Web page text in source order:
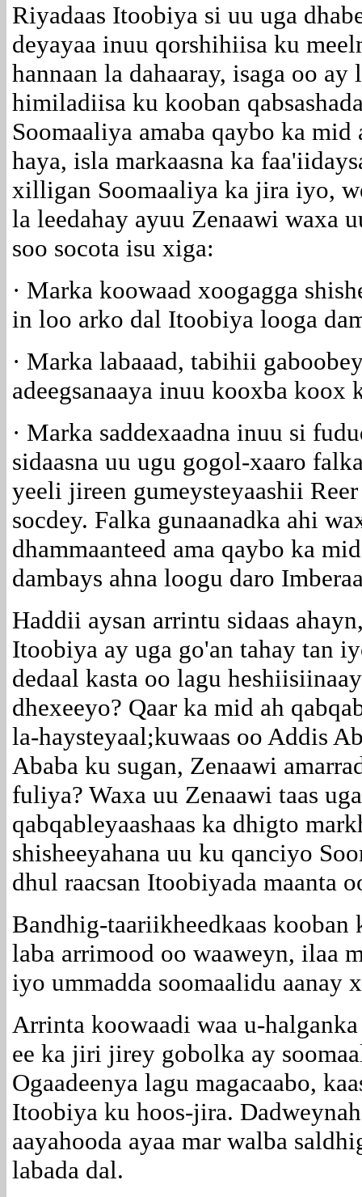
Riyadaas Itoobiya si uu uga
deyayaa inuu qorshihiisa ku
hannaan la dahaaray, isaga oo
himiladiisa ku kooban
Soomaaliya amaba qaybo ka
haya, isla markaasna ka
xilligan Soomaaliya ka jira iyo,
la leedahay ayuu Zenaawi waxa
soo socota isu xiga:
· Marka koowaad xoogagga
in loo arko dal Itoobiya looga
· Marka labaaad, tabihii
adeegsanaaya inuu kooxba
· Marka saddexaadna inuu si
sidaasna uu ugu gogol-xaaro
yeeli jireen gumeysteyaashii
socdey. Falka gunaanadka ahi
dhammaanteed ama qaybo ka
dambays ahna loogu daro
Haddii aysan arrintu sidaas
Itoobiya ay uga go'an tahay tan
dedaal kasta oo lagu
dhexeeyo? Qaar ka mid ah
la-haysteyaal;kuwaas oo Addis
Ababa ku sugan, Zenaawi
fuliya? Waxa uu Zenaawi taas
qabqableyaashaas ka dhigto
shisheeyahana uu ku qanciyo
dhul raacsan Itoobiyada maanta
Bandhig-taariikheedkaas kooban
laba arrimood oo waaweyn, ilaa
iyo ummadda soomaalidu aanay
Arrinta koowaadi waa u-
ee ka jiri jirey gobolka ay
Ogaadeenya lagu magacaabo,
Itoobiya ku hoos-jira.
aayahooda ayaa mar walba
labada dal.